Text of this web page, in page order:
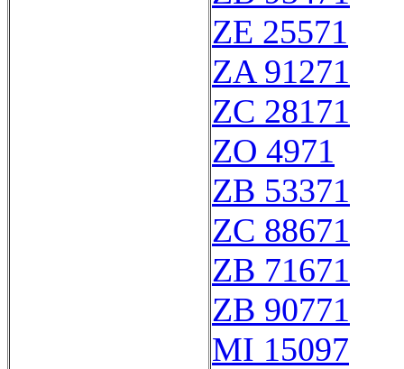
ZE 25571
ZA 91271
ZC 28171
ZO 4971
ZB 53371
ZC 88671
ZB 71671
ZB 90771
MI 15097